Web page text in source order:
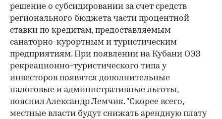
решение о субсидировании за счет средств
регионального бюджета части процентной
ставки по кредитам, предоставляемым
санаторно-курортным и туристическим
предприятиям. При появлении на Кубани ОЭЗ
рекреационно-туристического типа у
инвесторов появятся дополнительные
налоговые и административные льготы,
пояснил Александр Лемчик. "Скорее всего,
местные власти будут снижать арендную плату